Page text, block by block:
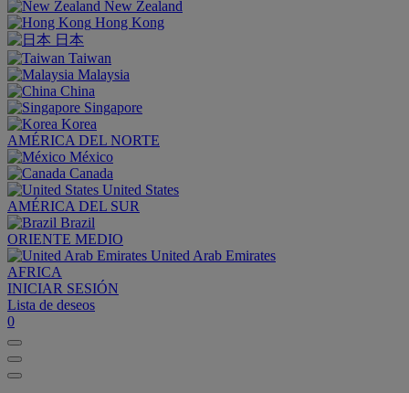
New Zealand
Hong Kong
日本
Taiwan
Malaysia
China
Singapore
Korea
AMÉRICA DEL NORTE
México
Canada
United States
AMÉRICA DEL SUR
Brazil
ORIENTE MEDIO
United Arab Emirates
AFRICA
INICIAR SESIÓN
Lista de deseos
0